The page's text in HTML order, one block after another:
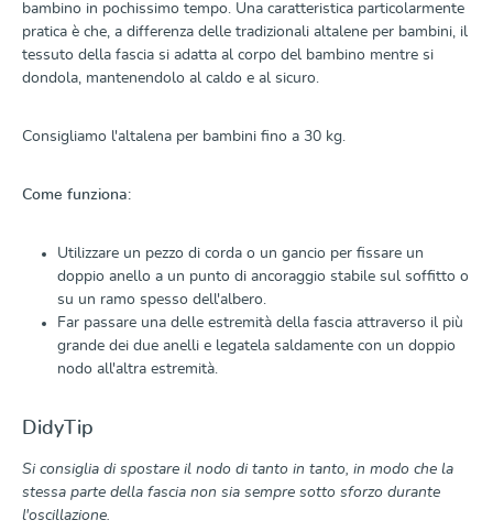
bambino in pochissimo tempo. Una caratteristica particolarmente
pratica è che, a differenza delle tradizionali altalene per bambini, il
tessuto della fascia si adatta al corpo del bambino mentre si
dondola, mantenendolo al caldo e al sicuro.
Consigliamo l'altalena per bambini fino a 30 kg.
Come funziona:
Utilizzare un pezzo di corda o un gancio per fissare un
doppio anello a un punto di ancoraggio stabile sul soffitto o
su un ramo spesso dell'albero.
Far passare una delle estremità della fascia attraverso il più
grande dei due anelli e legatela saldamente con un doppio
nodo all'altra estremità.
DidyTip
Si consiglia di spostare il nodo di tanto in tanto, in modo che la
stessa parte della fascia non sia sempre sotto sforzo durante
l'oscillazione.